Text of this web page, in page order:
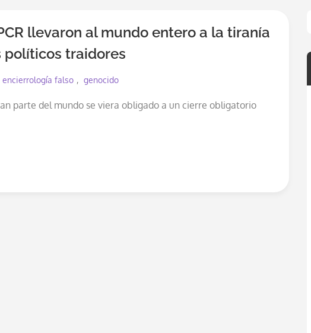
llevaron al mundo entero a la tiranía
políticos traidores
encierrología falso genocido
parte del mundo se viera obligado a un cierre obligatorio